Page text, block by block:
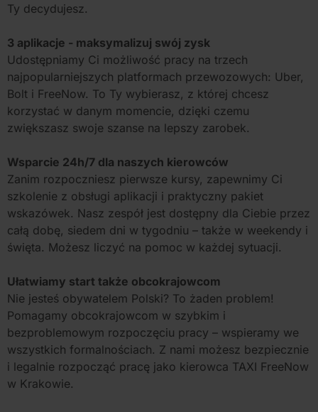
Ty decydujesz.
3 aplikacje - maksymalizuj swój zysk
Udostępniamy Ci możliwość pracy na trzech
najpopularniejszych platformach przewozowych: Uber,
Bolt i FreeNow. To Ty wybierasz, z której chcesz
korzystać w danym momencie, dzięki czemu
zwiększasz swoje szanse na lepszy zarobek.
Wsparcie 24h/7 dla naszych kierowców
Zanim rozpoczniesz pierwsze kursy, zapewnimy Ci
szkolenie z obsługi aplikacji i praktyczny pakiet
wskazówek. Nasz zespół jest dostępny dla Ciebie przez
całą dobę, siedem dni w tygodniu – także w weekendy i
święta. Możesz liczyć na pomoc w każdej sytuacji.
Ułatwiamy start także obcokrajowcom
Nie jesteś obywatelem Polski? To żaden problem!
Pomagamy obcokrajowcom w szybkim i
bezproblemowym rozpoczęciu pracy – wspieramy we
wszystkich formalnościach. Z nami możesz bezpiecznie
i legalnie rozpocząć pracę jako kierowca TAXI FreeNow
w Krakowie.